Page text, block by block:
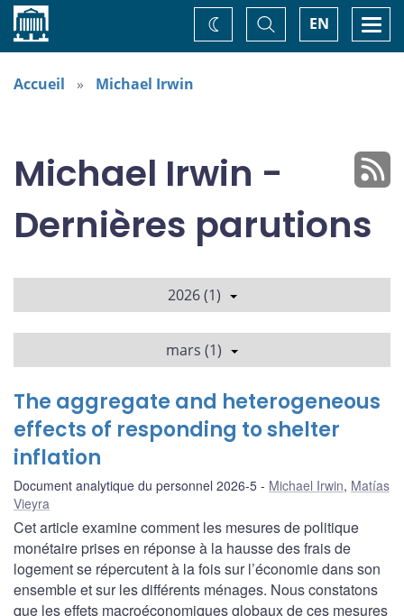
Accueil EN
Basculer
la
recherche
Changez
de
Accueil Michael Irwin
Michael Irwin -
Dernières parutions
2026 (1)
mars (1)
The aggregate and heterogeneous
effects of responding to shelter
inflation
Document analytique du personnel 2026-5 Michael Irwin, Matías
Vieyra
Cet article examine comment les mesures de politique
monétaire prises en réponse à la hausse des frais de
logement se répercutent à la fois sur l’économie dans son
ensemble et sur les différents ménages. Nous constatons
que les effets macroéconomiques globaux de ces mesures